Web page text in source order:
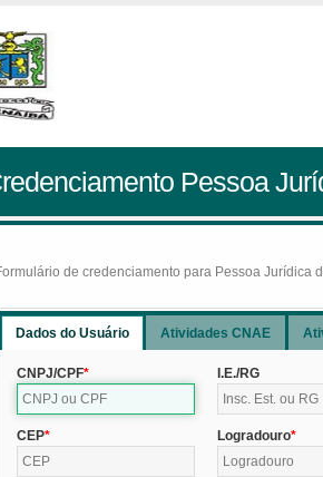
Pessoa
de credenciamento para Pessoa Jurídica
Dados do Usuário Atividades CNAE
CNPJ/CPF I.E./RG
CEP Logradouro